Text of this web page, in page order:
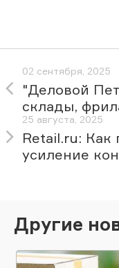
02 сентября, 2025
"Деловой
склады,
25 августа, 2025
Retail.ru: Как
усиление
Другие